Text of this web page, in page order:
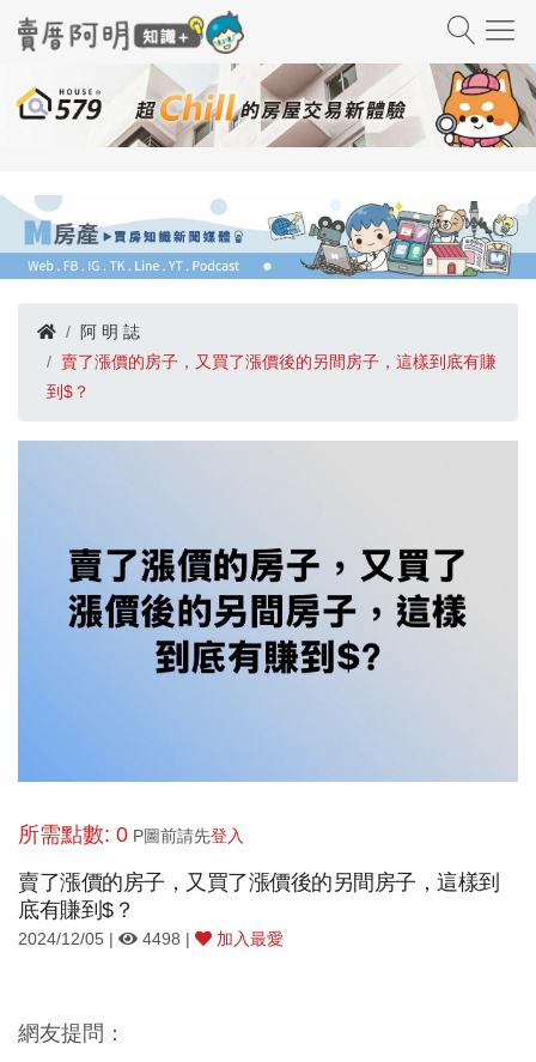
阿 明 誌
賣了漲價的房子，又買了漲價後的另間房子，這樣到底有賺
到$？
所需點數: 0 P圖前請先登入
賣了漲價的房子，又買了漲價後的另間房子，這樣到
底有賺到$？
2024/12/05 | 4498 | 加入最愛
網友提問：